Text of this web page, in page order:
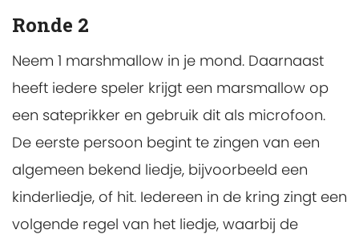
Ronde 2
Neem 1 marshmallow in je mond. Daarnaast
heeft iedere speler krijgt een marsmallow op
een sateprikker en gebruik dit als microfoon.
De eerste persoon begint te zingen van een
algemeen bekend liedje, bijvoorbeeld een
kinderliedje, of hit. Iedereen in de kring zingt een
volgende regel van het liedje, waarbij de